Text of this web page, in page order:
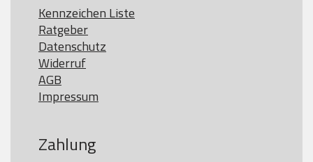
Kennzeichen Liste
Ratgeber
Datenschutz
Widerruf
AGB
Impressum
Zahlung